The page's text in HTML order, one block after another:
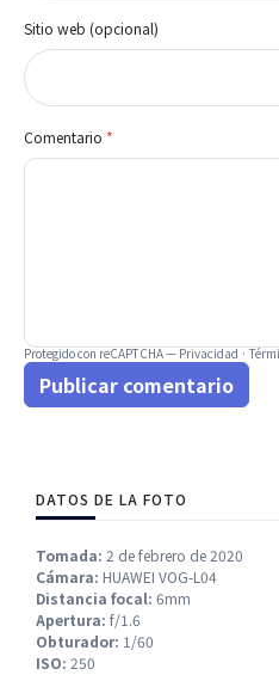
Sitio web (opcional)
Comentario *
Protegido con reCAPTCHA —Privacidad·
Publicar comentario
DATOS DE LA FOTO
Tomada: 2 de febrero de 2020
Cámara: HUAWEI VOG-L04
Distancia focal: 6mm
Apertura: f/1.6
Obturador: 1/60
ISO: 250